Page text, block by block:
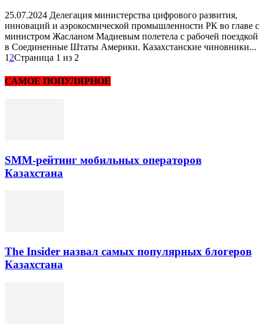
25.07.2024 Делегация министерства цифрового развития,
инноваций и аэрокосмической промышленности РК во главе с
министром Жасланом Мадиевым полетела с рабочей поездкой
в Соединенные Штаты Америки. Казахстанские чиновники...
1 2Страница 1 из 2
САМОЕ ПОПУЛЯРНОЕ
SMM-рейтинг мобильных операторов
Казахстана
The Insider назвал самых популярных блогеров
Казахстана